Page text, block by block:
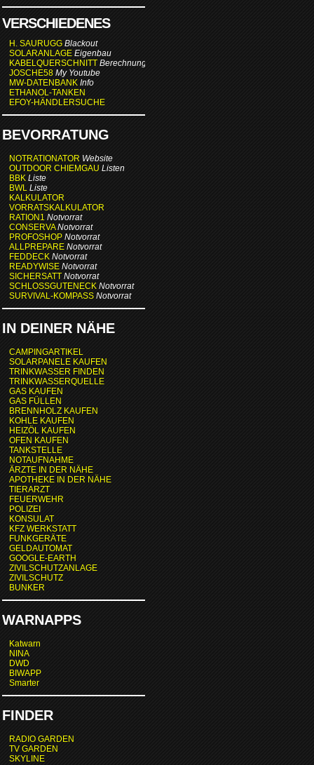
VERSCHIEDENES
H. SAURUGG Blackout
SOLARANLAGE Eigenbau
KABELQUERSCHNITT Berechnung
JOSCHE58 My Youtube
MW-DATENBANK Info
ETHANOL-TANKEN
EFOY-HÄNDLERSUCHE
BEVORRATUNG
NOTRATIONATOR Website
OUTDOOR CHIEMGAU Listen
BBK Liste
BWL Liste
KALKULATOR
VORRATSKALKULATOR
RATION1 Notvorrat
CONSERVA Notvorrat
PROFOSHOP Notvorrat
ALLPREPARE Notvorrat
FEDDECK Notvorrat
READYWISE Notvorrat
SICHERSATT Notvorrat
SCHLOSSGUTENECK Notvorrat
SURVIVAL-KOMPASS Notvorrat
IN DEINER NÄHE
CAMPINGARTIKEL
SOLARPANELE KAUFEN
TRINKWASSER FINDEN
TRINKWASSERQUELLE
GAS KAUFEN
GAS FÜLLEN
BRENNHOLZ KAUFEN
KOHLE KAUFEN
HEIZÖL KAUFEN
OFEN KAUFEN
TANKSTELLE
NOTAUFNAHME
ÄRZTE IN DER NÄHE
APOTHEKE IN DER NÄHE
TIERARZT
FEUERWEHR
POLIZEI
KONSULAT
KFZ WERKSTATT
FUNKGERÄTE
GELDAUTOMAT
GOOGLE-EARTH
ZIVILSCHUTZANLAGE
ZIVILSCHUTZ
BUNKER
WARNAPPS
Katwarn
NINA
DWD
BIWAPP
Smarter
FINDER
RADIO GARDEN
TV GARDEN
SKYLINE